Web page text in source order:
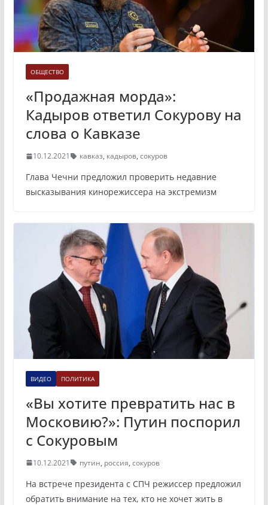
ОБЩЕСТВО
«Продажная морда»:
Кадыров ответил Сокурову на
слова о Кавказе
10.12.2021 кавказ, кадыров, сокуров
Глава Чечни предложил проверить недавние
высказывания кинорежиссера на экстремизм
ВИДЕО ПОЛИТИКА
«Вы хотите превратить нас в
Московию?»: Путин поспорил
с Сокуровым
10.12.2021 путин, россия, сокуров
На встрече президента с СПЧ режиссер предложил
обратить внимание на тех, кто не хочет жить в